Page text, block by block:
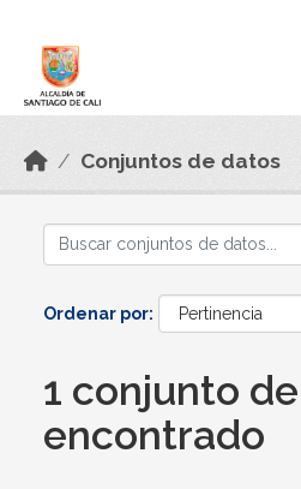
Conjuntos de datos
Ordenar por
1 conjunto
encontrado